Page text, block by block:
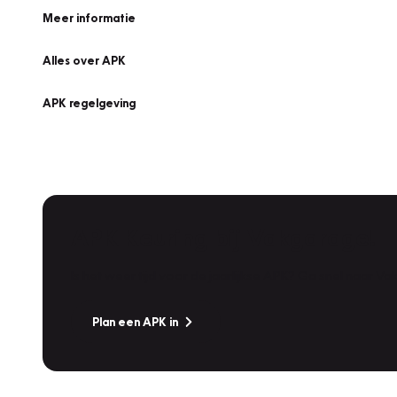
Meer informatie
Alles over APK
APK regelgeving
Plan een APK in